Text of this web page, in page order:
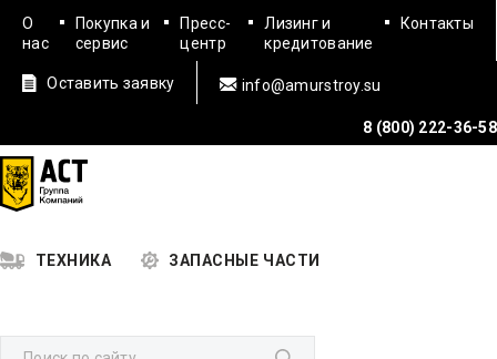
О
нас
Покупка и
сервис
Пресс-
центр
Лизинг и
кредитование
Контакты
Оставить заявку info@amurstroy.su
8 (800) 222-36-58
ТЕХНИКА ЗАПАСНЫЕ ЧАСТИ